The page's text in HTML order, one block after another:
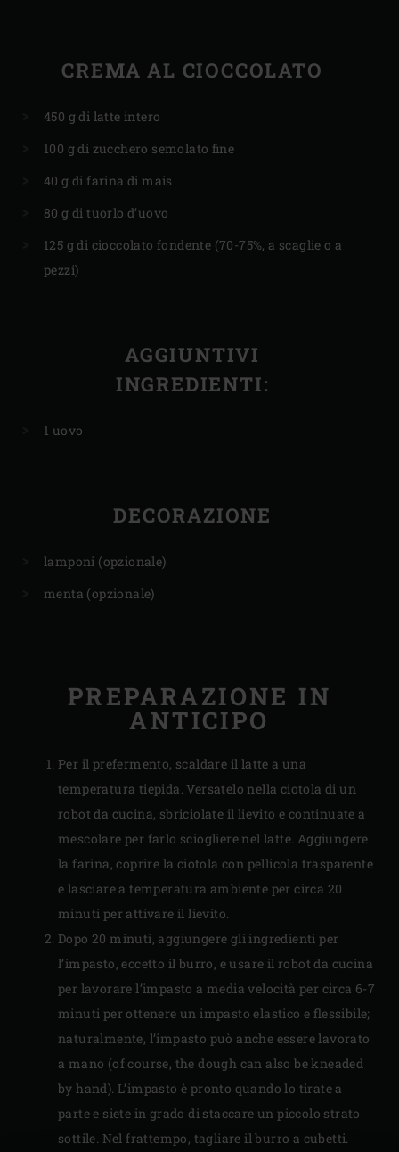
CREMA AL CIOCCOLATO
450 g di latte intero
100 g di zucchero semolato fine
40 g di farina di mais
80 g di tuorlo d’uovo
125 g di cioccolato fondente (70-75%, a scaglie o a
pezzi)
AGGIUNTIVI
INGREDIENTI:
1 uovo
DECORAZIONE
lamponi (opzionale)
menta (opzionale)
PREPARAZIONE IN
ANTICIPO
Per il prefermento, scaldare il latte a una
temperatura tiepida. Versatelo nella ciotola di un
robot da cucina, sbriciolate il lievito e continuate a
mescolare per farlo sciogliere nel latte. Aggiungere
la farina, coprire la ciotola con pellicola trasparente
e lasciare a temperatura ambiente per circa 20
minuti per attivare il lievito.
Dopo 20 minuti, aggiungere gli ingredienti per
l’impasto, eccetto il burro, e usare il robot da cucina
per lavorare l’impasto a media velocità per circa 6-7
minuti per ottenere un impasto elastico e flessibile;
naturalmente, l’impasto può anche essere lavorato
a mano (of course, the dough can also be kneaded
by hand). L’impasto è pronto quando lo tirate a
parte e siete in grado di staccare un piccolo strato
sottile. Nel frattempo, tagliare il burro a cubetti.